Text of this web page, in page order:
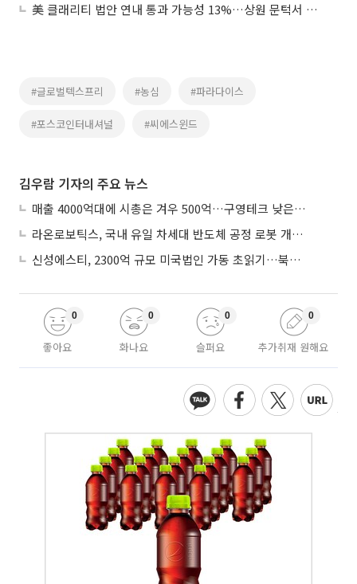
美 클래리티 법안 연내 통과 가능성 13%…상원 문턱서 제동
#글로벌텍스프리 #농심 #파라다이스
#포스코인터내셔널 #씨에스윈드
김우람 기자의 주요 뉴스
매출 4000억대에 시총은 겨우 500억…구영테크 낮은 몸값에 저가 승계 마무리
라온로보틱스, 국내 유일 차세대 반도체 공정 로봇 개발 ‘고객사 테스트 진행’
신성에스티, 2300억 규모 미국법인 가동 초읽기…북미 ESS 공략 본격화
좋아요
0
화나요
0
슬퍼요
0
추가취재 원해요
0